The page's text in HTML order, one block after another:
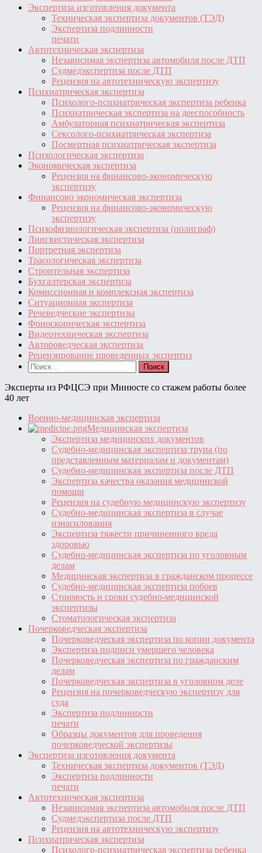
Экспертиза изготовления документа
Техническая экспертиза документов (ТЭД)
Экспертиза подлинности
печати
Автотехническая экспертиза
Независимая экспертиза автомобиля после ДТП
Судмедэкспертиза после ДТП
Рецензия на автотехническую экспертизу
Психиатрическая экспертиза
Психолого-психиатрическая экспертиза ребенка
Психиатрическая экспертиза на дееспособность
Амбулаторная психиатрическая экспертиза
Сексолого-психиатрическая экспертиза
Посмертная психиатрическая экспертиза
Психологическая экспертиза
Экономическая экспертиза
Рецензия на финансово-экономическую
экспертизу
Финансово экономическая экспертиза
Рецензия на финансово-экономическую
экспертизу
Психофизиологическая экспертиза (полиграф)
Лингвистическая экспертиза
Портретная экспертиза
Трасологическая экспертиза
Строительная экспертиза
Бухгалтерская экспертиза
Комиссионная и комплексная экспертиза
Ситуационная экспертиза
Речеведческие экспертизы
Фоноскопическая экспертиза
Видеотехническая экспертиза
Автороведческая экспертиза
Рецензирование проведенных экспертиз
Найти:
Эксперты из РФЦСЭ при Минюсте со стажем работы более
40 лет
Военно-медицинская экспертиза
Медицинская экспертиза
Экспертиза медицинских документов
Судебно-медицинская экспертиза трупа (по
представленным материалам и документам)
Судебно-медицинская экспертиза после ДТП
Экспертиза качества оказания медицинской
помощи
Рецензия на судебную медицинскую экспертизу
Судебно-медицинская экспертиза в случае
изнасилования
Экспертиза тяжести причиненного вреда
здоровью
Судебно-медицинская экспертиза по уголовным
делам
Медицинская экспертиза в гражданском процессе
Судебно-медицинская экспертиза побоев
Стоимость и сроки судебно-медицинской
экспертизы
Стоматологическая экспертиза
Почерковедческая экспертиза
Почерковедческая экспертиза по копии документа
Экспертиза подписи умершего человека
Почерковедческая экспертиза по гражданским
делам
Почерковедческая экспертиза в уголовном деле
Рецензия на почерковедческую экспертизу для
суда
Экспертиза подлинности
печати
Образцы документов для проведения
почерковедческой экспертизы
Экспертиза изготовления документа
Техническая экспертиза документов (ТЭД)
Экспертиза подлинности
печати
Автотехническая экспертиза
Независимая экспертиза автомобиля после ДТП
Судмедэкспертиза после ДТП
Рецензия на автотехническую экспертизу
Психиатрическая экспертиза
Психолого-психиатрическая экспертиза ребенка